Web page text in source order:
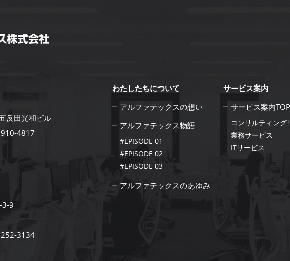
反田光和ビル
4817
3-9
3134
わたしたちについて
アルファテックスの想い
アルファテックス物語
#EPISODE 01
#EPISODE 02
#EPISODE 03
アルファテックスのあゆみ
サービス案内
サービス案内TOP
コンサルティング
業務サービス
ITサービス